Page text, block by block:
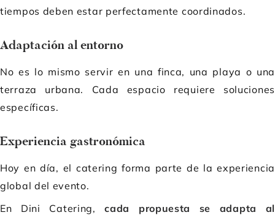
tiempos deben estar perfectamente coordinados.
Adaptación al entorno
No es lo mismo servir en una finca, una playa o una
terraza urbana. Cada espacio requiere soluciones
específicas.
Experiencia gastronómica
Hoy en día, el catering forma parte de la experiencia
global del evento.
En Dini Catering,cada propuesta se adapta al